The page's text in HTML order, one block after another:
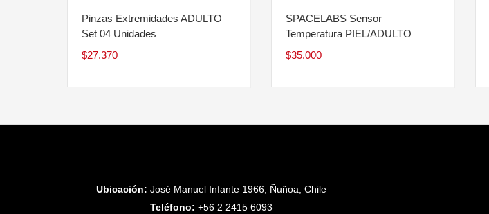
Pinzas Extremidades ADULTO
Set 04 Unidades
$27.370
SPACELABS Sensor
Temperatura PIEL/ADULTO
$35.000
Ubicación: José Manuel Infante 1966, Ñuñoa, Chile
Teléfono: +56 2 2415 6093